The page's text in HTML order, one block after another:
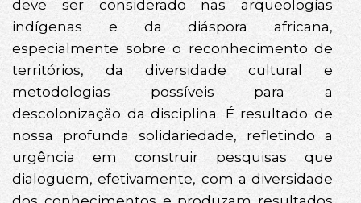
deve ser considerado nas arqueologias
indígenas e da diáspora africana,
especialmente sobre o reconhecimento de
territórios, da diversidade cultural e
metodologias possíveis para a
descolonização da disciplina. É resultado de
nossa profunda solidariedade, refletindo a
urgência em construir pesquisas que
dialoguem, efetivamente, com a diversidade